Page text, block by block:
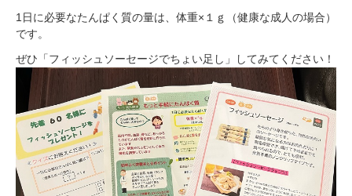
1日に必要なたんぱく質の量は、体重×１ｇ（健康な成人の場合）
です。
ぜひ「フィッシュソーセージでちょい足し」してみてください！